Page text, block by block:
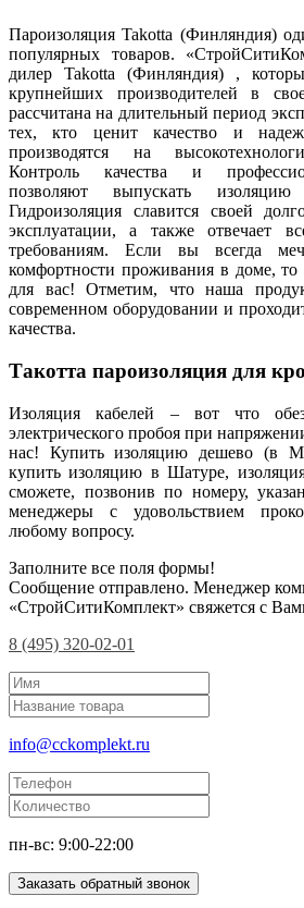
Пароизоляция Takotta (Финляндия)
популярных товаров.
дилер Takotta (Финляндия) ,
крупнейших производителей в
рассчитана на длительный период
тех, кто ценит качество и
производятся на
Контроль качества и
позволяют выпускать изоляцию
Гидроизоляция славится своей
эксплуатации, а также отвечает
требованиям. Если вы всегда
комфортности проживания в доме, то
для вас! Отметим, что наша
современном оборудовании и
качества.
Такотта пароизоляция для
Изоляция кабелей – вот что
электрического пробоя при
нас! Купить изоляцию дешево (в
купить изоляцию в Шатуре,
сможете, позвонив по номеру,
менеджеры с удовольствием
любому вопросу.
Заполните все поля формы!
Сообщение отправлено. Менеджер
«СтройСитиКомплект» свяжется с
8 (495) 320-02-01
info@cckomplekt.ru
пн-вс: 9:00-22:00
Заказать обратный звонок